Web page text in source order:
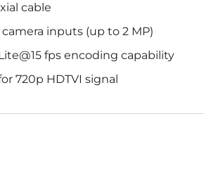
cable
inputs (up to 2 MP)
fps encoding capability
720p HDTVI signal